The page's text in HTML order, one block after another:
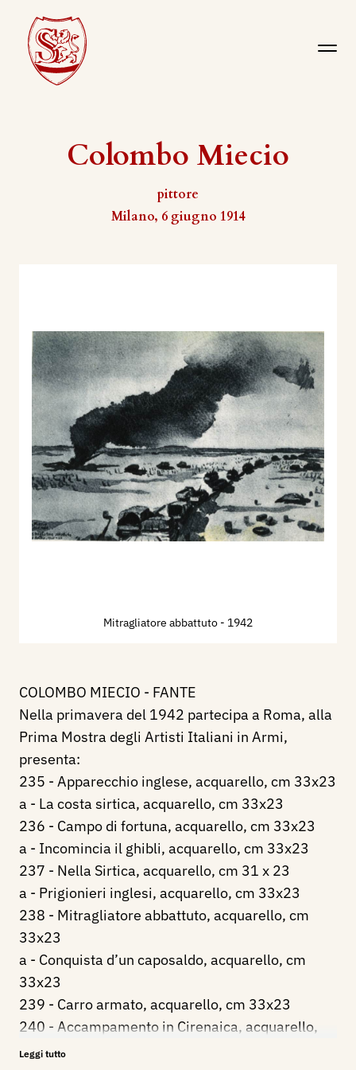
Colombo Miecio
pittore
Milano, 6 giugno 1914
Mitragliatore abbattuto - 1942
COLOMBO MIECIO - FANTE
Nella primavera del 1942 partecipa a Roma, alla
Prima Mostra degli Artisti Italiani in Armi,
presenta:
235 - Apparecchio inglese, acquarello, cm 33x23
a - La costa sirtica, acquarello, cm 33x23
236 - Campo di fortuna, acquarello, cm 33x23
a - Incomincia il ghibli, acquarello, cm 33x23
237 - Nella Sirtica, acquarello, cm 31 x 23
a - Prigionieri inglesi, acquarello, cm 33x23
238 - Mitragliatore abbattuto, acquarello, cm
33x23
a - Conquista d’un caposaldo, acquarello, cm
33x23
239 - Carro armato, acquarello, cm 33x23
240 - Accampamento in Cirenaica, acquarello,
cm 33x23
Leggi tutto